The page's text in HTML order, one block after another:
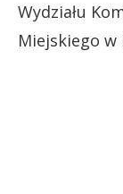
Wydziału
Miejskiego w